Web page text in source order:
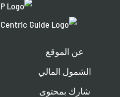
عن الموقع
الشمول المالي
شارك بمحتوى